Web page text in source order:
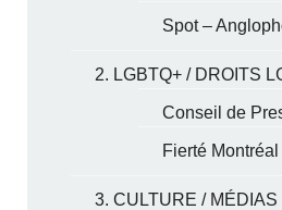
Spot –
2. LGBTQ+ / DROITS
Conseil de
Fierté
3. CULTURE / MÉDIAS